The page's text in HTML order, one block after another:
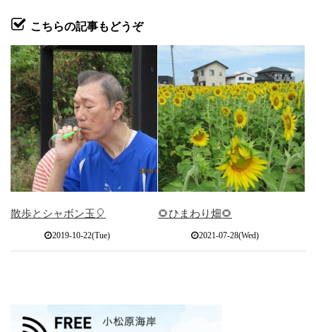
こちらの記事もどうぞ
散歩とシャボン玉🎈
2019-10-22(Tue)
🌻ひまわり畑🌻
2021-07-28(Wed)